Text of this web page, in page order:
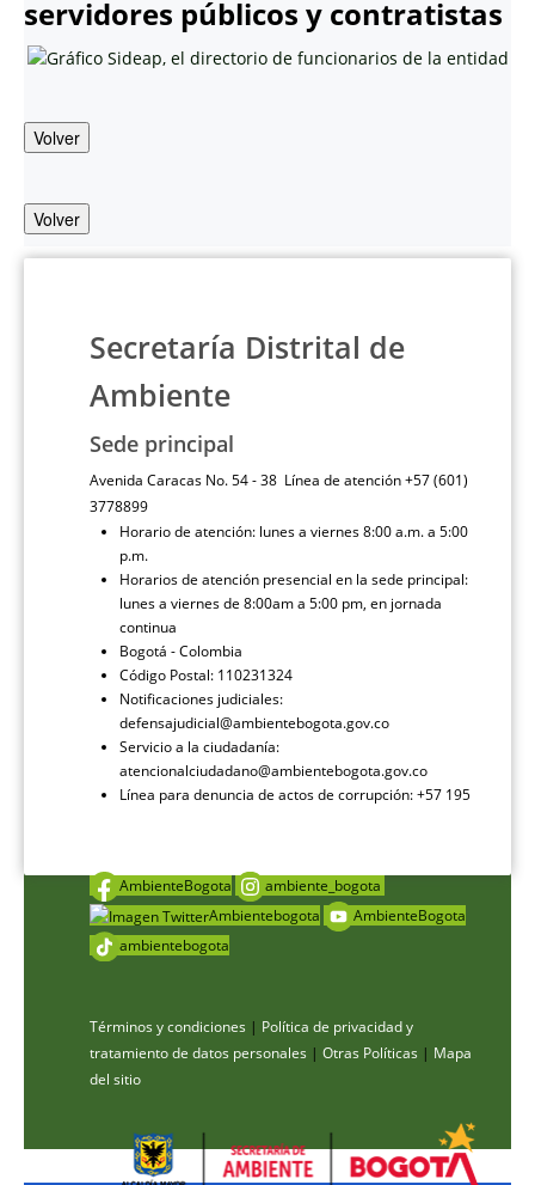
servidores públicos y contratistas
Volver
Volver
Secretaría Distrital de
Ambiente
Sede principal
Avenida Caracas No. 54 - 38 Línea de atención +57 (601)
3778899
Horario de atención: lunes a viernes 8:00 a.m. a 5:00
p.m.
Horarios de atención presencial en la sede principal:
lunes a viernes de 8:00am a 5:00 pm, en jornada
continua
Bogotá - Colombia
Código Postal: 110231324
Notificaciones judiciales:
defensajudicial@ambientebogota.gov.co
Servicio a la ciudadanía:
atencionalciudadano@ambientebogota.gov.co
Línea para denuncia de actos de corrupción: +57 195
AmbienteBogota
ambiente_bogota
Ambientebogota
AmbienteBogota
ambientebogota
Términos y condiciones | Política de privacidad y
tratamiento de datos personales | Otras Políticas | Mapa
del sitio